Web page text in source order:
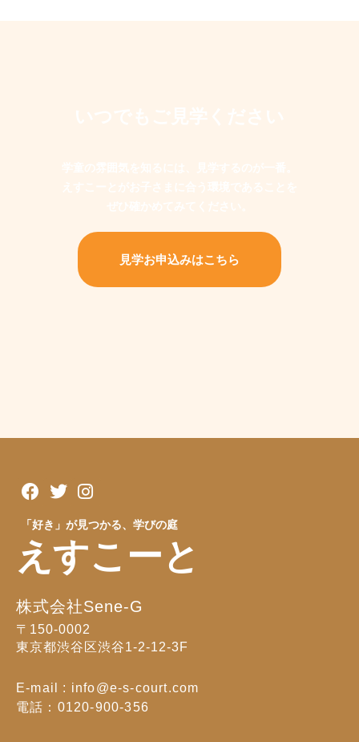
見学お申込みはこちら
「好き」が見つかる、学びの庭
えすこーと
株式会社Sene-G
〒150-0002
東京都渋谷区渋谷1-2-12-3F
E-mail : info@e-s-court.com
電話：0120-900-356